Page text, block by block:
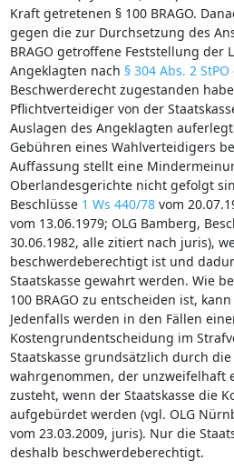
Kraft getretenen § 100 BRAGO.
gegen die zur Durchsetzung des
BRAGO getroffene Feststellung der
Angeklagten nach § 304 Abs. 2 StPO
Beschwerderecht zugestanden
Pflichtverteidiger von der
Auslagen des Angeklagten
Gebühren eines Wahlverteidigers
Auffassung stellt eine
Oberlandesgerichte nicht gefolgt
Beschlüsse 1 Ws 440/78vom
vom 13.06.1979; OLG Bamberg,
30.06.1982, alle zitiert nach juris),
beschwerdeberechtigt ist und
Staatskasse gewahrt werden. Wie
100 BRAGO zu entscheiden ist,
Jedenfalls werden in den Fällen
Kostengrundentscheidung im
Staatskasse grundsätzlich durch
wahrgenommen, der unzweifelhaft
zusteht, wenn der Staatskasse die
aufgebürdet werden (vgl. OLG
vom 23.03.2009, juris). Nur die
deshalb beschwerdeberechtigt.